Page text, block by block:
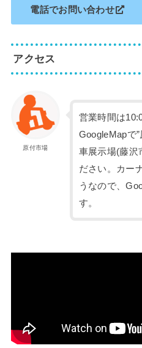
電話でお問い合わせ
アクセス
原付市場
営業時間は
GoogleMapで
車展示場(藤沢
ださい。カー
うなので、
す。